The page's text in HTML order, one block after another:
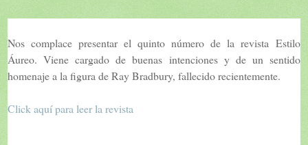
Nos complace presentar el quinto número de la revista Estilo
Áureo. Viene cargado de buenas intenciones y de un sentido
homenaje a la figura de Ray Bradbury, fallecido recientemente.
Click aquí para leer la revista